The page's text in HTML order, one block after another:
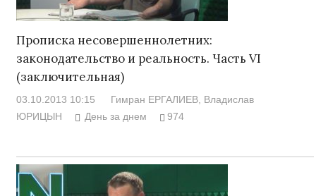
Прописка несовершеннолетних:
законодательство и реальность. Часть VI
(заключительная)
03.10.2013 10:15 Гимран ЕРГАЛИЕВ, Владислав
ЮРИЦЫН
День за днем 974